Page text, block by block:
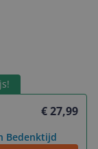
€ 27,99
Bedenktijd